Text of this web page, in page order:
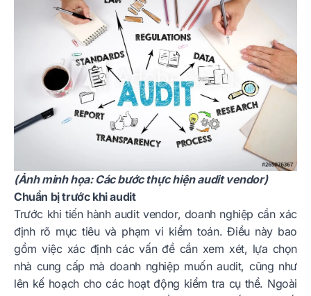
(Ảnh minh họa: Các bước thực hiện audit vendor)
Chuẩn bị trước khi audit
Trước khi tiến hành audit vendor, doanh nghiệp cần xác
định rõ mục tiêu và phạm vi kiểm toán. Điều này bao
gồm việc xác định các vấn đề cần xem xét, lựa chọn
nhà cung cấp mà doanh nghiệp muốn audit, cũng như
lên kế hoạch cho các hoạt động kiểm tra cụ thể. Ngoài